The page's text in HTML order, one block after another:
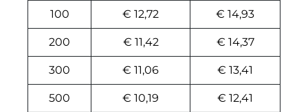
100 € 12,72 € 14,93
200 € 11,42 € 14,37
300 € 11,06 € 13,41
500 € 10,19 € 12,41